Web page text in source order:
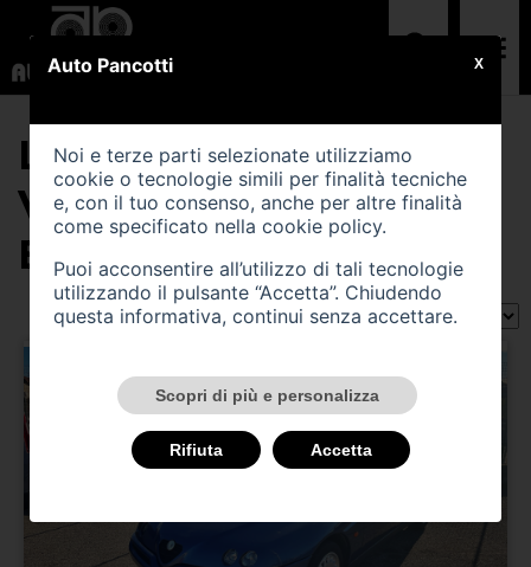
LA LISTA CONTIENE (1)
VEICOLI DI TIPO
EPOCA
Ordina per:
Auto Pancotti
Noi e terze parti selezionate utilizziamo
cookie o tecnologie simili per finalità tecniche
e, con il tuo consenso, anche per altre finalità
come specificato nella cookie policy.
Puoi acconsentire all’utilizzo di tali tecnologie
utilizzando il pulsante “Accetta”. Chiudendo
questa informativa, continui senza accettare.
Scopri di più e personalizza
Rifiuta Accetta
X